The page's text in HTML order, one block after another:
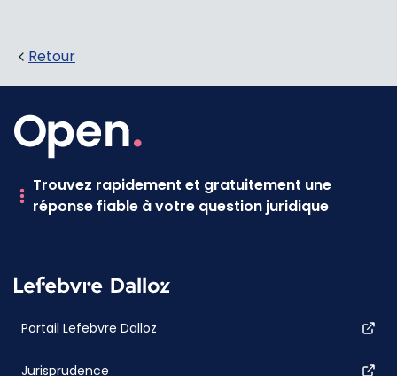
Retour
Trouvez rapidement et gratuitement une
réponse fiable à votre question juridique
Portail Lefebvre Dalloz
Jurisprudence